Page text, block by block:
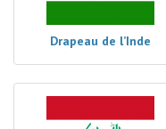
Drapeau de l’Inde